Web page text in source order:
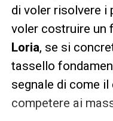
di voler risolvere i
voler costruire un
Loria, se si
tassello
segnale di come
competere ai